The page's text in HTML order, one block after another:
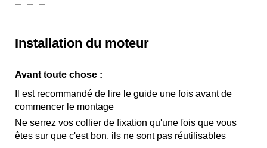
Installation du moteur
Avant toute chose :
Il est recommandé de lire le guide une fois avant de
commencer le montage
Ne serrez vos collier de fixation qu'une fois que vous
êtes sur que c'est bon, ils ne sont pas réutilisables